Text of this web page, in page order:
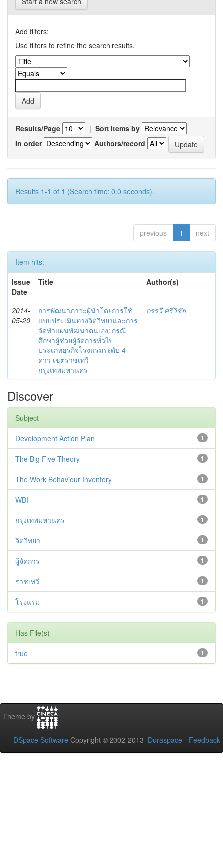
Add filters:
Use filters to refine the search results.
Results/Page | Sort items by
In order
Authors/record
Results 1-1 of 1 (Search time: 0.0 seconds).
previous 1 next
Item hits:
Issue
Date
Title Author(s)
2014-
05-20
การพัฒนาภาวะผู้นำโดยการใช้
แบบประเมินทางจิตวิทยาและการ
จัดทำแผนพัฒนาตนเอง: กรณี
ศึกษาผู้ช่วยผู้จัดการทั่วไป
ประเภทธุรกิจโรงแรมระดับ 4
ดาว เขตราชเทวี
กรุงเทพมหานคร
กรรวี ศรีวิชัย
Discover
Subject
1
Development Action Plan
1
The Big Five Theory
1
The Work Behaviour Inventory
1
WBI
1
กรุงเทพมหานคร
1
จิตวิทยา
1
ผู้จัดการ
1
ราชเทวี
1
โรงแรม
Has File(s)
1
true
Theme by
DSpace Software Copyright © 2002-2013 Duraspace - Feedback